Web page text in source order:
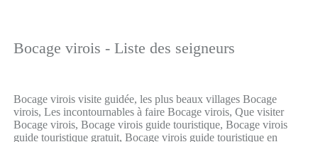
Bocage virois - Liste des seigneurs
Bocage virois visite guidée, les plus beaux villages Bocage
virois, Les incontournables à faire Bocage virois, Que visiter
Bocage virois, Bocage virois guide touristique, Bocage virois
guide touristique gratuit, Bocage virois guide touristique en